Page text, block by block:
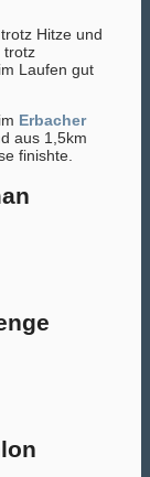
Hitze und
trotz
Laufen gut
Erbacher
aus 1,5km
finishte.